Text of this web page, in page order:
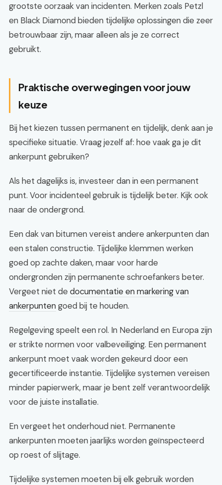
grootste oorzaak van incidenten. Merken zoals Petzl
en Black Diamond bieden tijdelijke oplossingen die zeer
betrouwbaar zijn, maar alleen als je ze correct
gebruikt.
Praktische overwegingen voor jouw
keuze
Bij het kiezen tussen permanent en tijdelijk, denk aan je
specifieke situatie. Vraag jezelf af: hoe vaak ga je dit
ankerpunt gebruiken?
Als het dagelijks is, investeer dan in een permanent
punt. Voor incidenteel gebruik is tijdelijk beter. Kijk ook
naar de ondergrond.
Een dak van bitumen vereist andere ankerpunten dan
een stalen constructie. Tijdelijke klemmen werken
goed op zachte daken, maar voor harde
ondergronden zijn permanente schroefankers beter.
Vergeet niet de documentatie en markering van
ankerpuntengoed bij te houden.
Regelgeving speelt een rol. In Nederland en Europa zijn
er strikte normen voor valbeveiliging. Een permanent
ankerpunt moet vaak worden gekeurd door een
gecertificeerde instantie. Tijdelijke systemen vereisen
minder papierwerk, maar je bent zelf verantwoordelijk
voor de juiste installatie.
En vergeet het onderhoud niet. Permanente
ankerpunten moeten jaarlijks worden geïnspecteerd
op roest of slijtage.
Tijdelijke systemen moeten bij elk gebruik worden